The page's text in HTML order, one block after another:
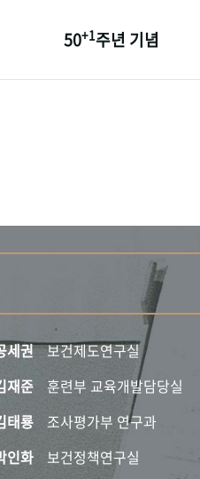
50+1주년 기념
세권
보건제도연구실
재준
훈련부 교육개발담당실
태룡
조사평가부 연구과
인화
보건정책연구실